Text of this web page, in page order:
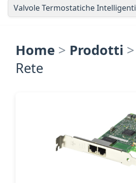
Valvole Termostatiche Intelligenti
Home > Prodotti >
Rete